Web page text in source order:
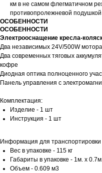
км в не самом флегматичном
противопролежневой
ОСОБЕННОСТИ
ОСОБЕННОСТИ
Электрооснащение кресла-
Два независимых 24V/500W
Два современных тяговых
кофре
Диодная оптика полноценного
Панель управления с
Комплектация:
Изделие - 1 шт
Инструкция - 1 шт
Информация для транспортировки
Вес в упаковке - 115 кг
Габариты в упаковке - 1м. x
Объем - 0.609 м3